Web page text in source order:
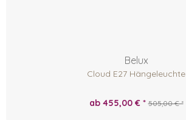
Belux
Cloud E27 Hängeleuchte
ab 455,00 € * 505,00 € *